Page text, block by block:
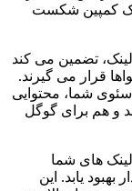
یک کمپین شکست
تضمین می کند
قرار می گیرند.
سئوی شما، محتوایی
و هم برای گوگل
های شما
یابد. این